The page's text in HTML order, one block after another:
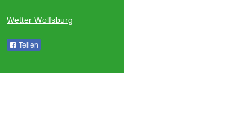
Wetter Wolfsburg
Teilen